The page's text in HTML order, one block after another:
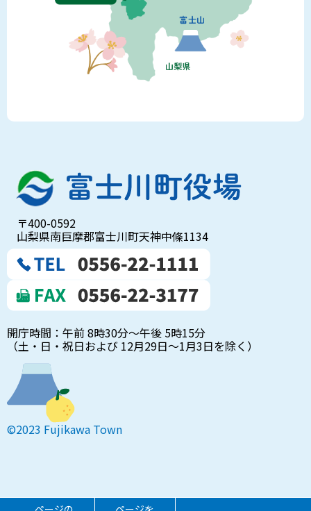
〒400-0592
山梨県南巨摩郡富士川町天神中條1134
開庁時間：午前 8時30分～午後 5時15分
（土・日・祝日および 12月29日～1月3日を除く）
©2023 Fujikawa Town